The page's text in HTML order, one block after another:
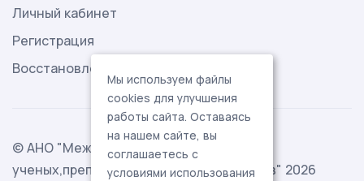
Личный кабинет
Регистрация
Восстановление пароля
© АНО "Международная ассоциация
ученых,преподавателей и специалистов" 2026
Мы используем файлы
cookies для улучшения
работы сайта. Оставаясь
на нашем сайте, вы
соглашаетесь с
условиями использования